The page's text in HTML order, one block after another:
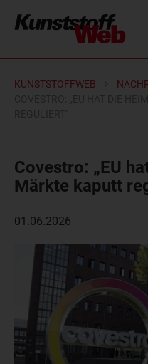
KUNSTSTOFFWEB
Covestro: „EU
Märkte kaputt
01.06.2026